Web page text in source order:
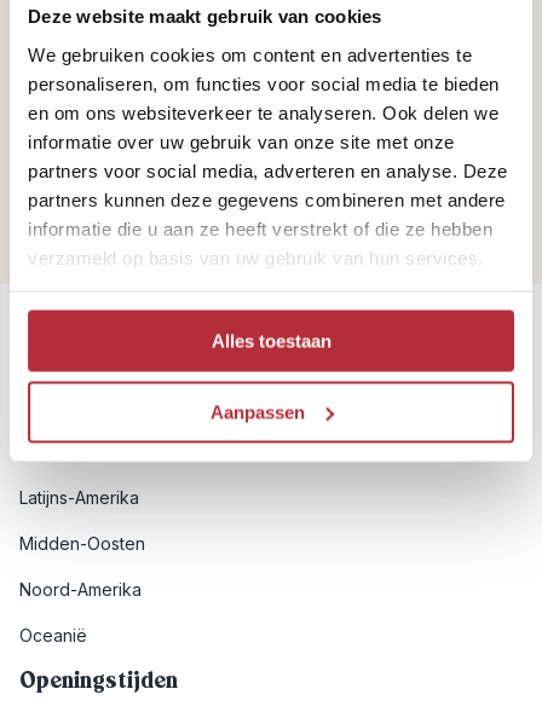
Deze website maakt gebruik van cookies
We gebruiken cookies om content en advertenties te
personaliseren, om functies voor social media te bieden
en om ons websiteverkeer te analyseren. Ook delen we
informatie over uw gebruik van onze site met onze
partners voor social media, adverteren en analyse. Deze
partners kunnen deze gegevens combineren met andere
informatie die u aan ze heeft verstrekt of die ze hebben
verzameld op basis van uw gebruik van hun services.
Alles toestaan
Aanpassen
Mail
madeira@riksjatravel.nl
Latijns-Amerika
Midden-Oosten
Noord-Amerika
Oceanië
Openingstijden